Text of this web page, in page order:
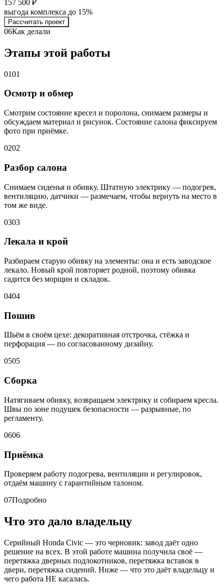
157 500 ₽
выгода комплекса до 15%
Рассчитать проект
06Как делали
Этапы этой работы
0101
Осмотр и обмер
Смотрим состояние кресел и поролона, снимаем размеры и
обсуждаем материал и рисунок. Состояние салона фиксируем
фото при приёмке.
0202
Разбор салона
Снимаем сиденья и обивку. Штатную электрику — подогрев,
вентиляцию, датчики — размечаем, чтобы вернуть на место в
том же виде.
0303
Лекала и крой
Разбираем старую обивку на элементы: она и есть заводское
лекало. Новый крой повторяет родной, поэтому обивка
садится без морщин и складок.
0404
Пошив
Шьём в своём цехе: декоративная отстрочка, стёжка и
перфорация — по согласованному дизайну.
0505
Сборка
Натягиваем обивку, возвращаем электрику и собираем кресла.
Швы по зоне подушек безопасности — разрывные, по
регламенту.
0606
Приёмка
Проверяем работу подогрева, вентиляции и регулировок,
отдаём машину с гарантийным талоном.
07Подробно
Что это дало владельцу
Серийный Honda Civic — это черновик: завод даёт одно
решение на всех. В этой работе машина получила своё —
перетяжка дверных подлокотников, перетяжка вставок в
двери, перетяжка сидений. Ниже — что это даёт владельцу и
чего работа НЕ касалась.